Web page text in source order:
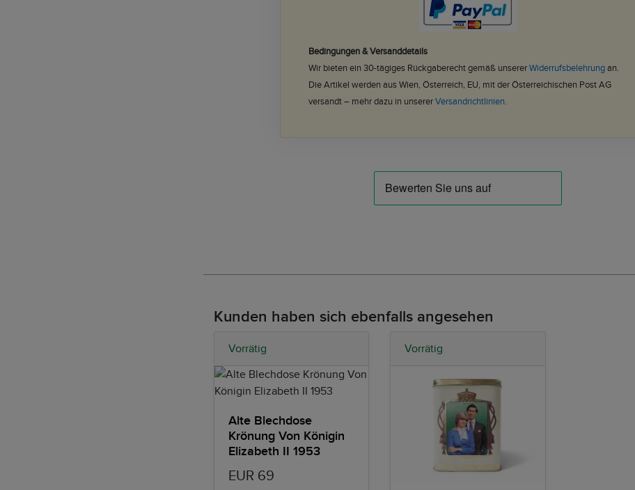
Bedingungen & Versanddetails
Wir bieten ein 30-tägiges Rückgaberecht gemäß unsererWiderrufsbelehrungan.
Die Artikel werden aus Wien, Österreich, EU, mit der Österreichischen Post AG
versandt – mehr dazu in unsererVersandrichtlinien.
Kunden haben sich ebenfalls angesehen
Vorrätig
Alte Blechdose
Krönung Von Königin
Elizabeth II 1953
EUR 69
Vorrätig